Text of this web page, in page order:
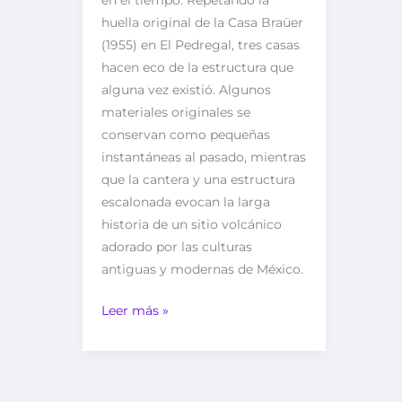
huella original de la Casa Braüer
(1955) en El Pedregal, tres casas
hacen eco de la estructura que
alguna vez existió. Algunos
materiales originales se
conservan como pequeñas
instantáneas al pasado, mientras
que la cantera y una estructura
escalonada evocan la larga
historia de un sitio volcánico
adorado por las culturas
antiguas y modernas de México.
Leer más »